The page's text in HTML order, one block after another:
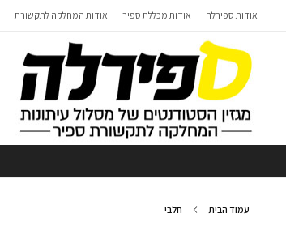
אודות ספירלה אודות מכללת ספיר אודות המחלקה לתקשורת
עמוד הבית חלבי